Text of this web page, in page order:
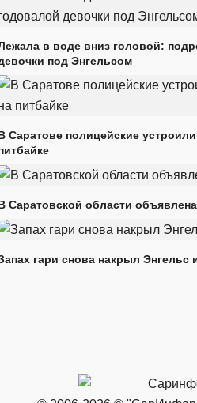
в воде вниз головой:
под Энгельсом
Саратове полицейские
Саратовской области
гари снова накрыл